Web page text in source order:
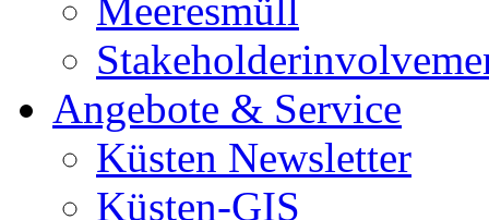
Meeresmüll
Angebote & Service
Küsten Newsletter
Küsten-GIS